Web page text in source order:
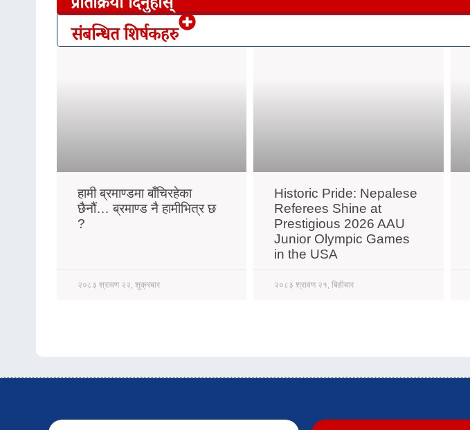
संबन्धित शिर्षकहरु
हामी ब्रमाण्डमा बाँचिरहेका
छैनौं… ब्रमाण्ड नै हामीभित्र छ
?
२०८३ श्रावण २२, शुक्रबार
Historic Pride: Nepalese
Referees Shine at
Prestigious 2026 AAU
Junior Olympic Games
in the USA
२०८३ श्रावण २१, बिहीबार